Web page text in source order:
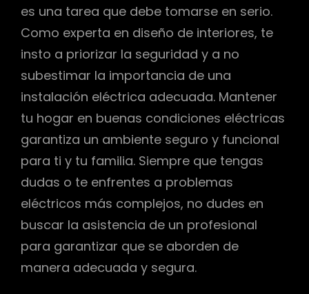
es una tarea que debe tomarse en serio.
Como experta en diseño de interiores, te
insto a priorizar la seguridad y a no
subestimar la importancia de una
instalación eléctrica adecuada. Mantener
tu hogar en buenas condiciones eléctricas
garantiza un ambiente seguro y funcional
para ti y tu familia. Siempre que tengas
dudas o te enfrentes a problemas
eléctricos más complejos, no dudes en
buscar la asistencia de un profesional
para garantizar que se aborden de
manera adecuada y segura.